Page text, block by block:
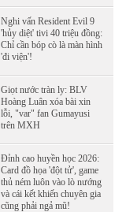
Nghi vấn Resident Evil 9
'hủy diệt' tivi 40 triệu đồng:
Chỉ cần bóp cò là màn hình
'đi viện'!
Giọt nước tràn ly: BLV
Hoàng Luân xóa bài xin
lỗi, "var" fan Gumayusi
trên MXH
Đỉnh cao huyền học 2026:
Card đồ họa 'đột tử', game
thủ ném luôn vào lò nướng
và cái kết khiến chuyên gia
cũng phải ngả mũ!